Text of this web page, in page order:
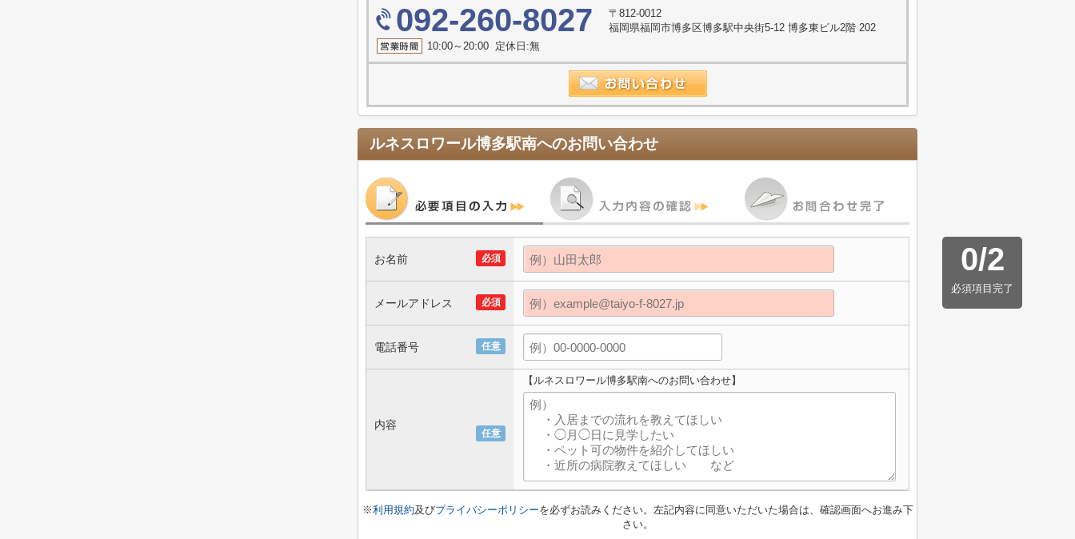
092-260-8027
〒812-0012
福岡県福岡市博多区博多駅中央街5-12 博多東ビル2階 202
10:00～20:00 定休日:無
ルネスロワール博多駅南へのお問い合わせ
0/2
必須項目完了
必須
お名前
必須
メールアドレス
任意
電話番号
任意
内容
【ルネスロワール博多駅南へのお問い合わせ】
※利用規約及びプライバシーポリシーを必ずお読みください。左記内容に同意いただいた場合は、確認画面へお進み下
さい。